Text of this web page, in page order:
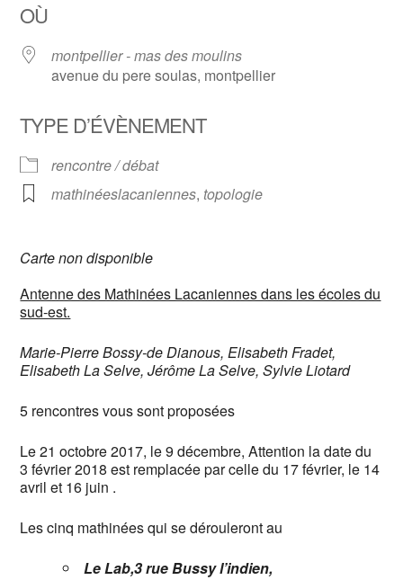
OÙ
montpellier - mas des moulins
avenue du pere soulas, montpellier
TYPE D’ÉVÈNEMENT
rencontre / débat
mathinéeslacaniennes, topologie
Carte non disponible
Antenne des Mathinées Lacaniennes dans les écoles du
sud-est.
Marie-Pierre Bossy-de Dianous, Elisabeth Fradet,
Elisabeth La Selve, Jérôme La Selve, Sylvie Liotard
5 rencontres vous sont proposées
Le 21 octobre 2017, le 9 décembre, Attention la date du
3 février 2018 est remplacée par celle du 17 février, le 14
avril et 16 juin .
Les cinq mathinées qui se dérouleront au
Le Lab,3 rue Bussy l’indien,